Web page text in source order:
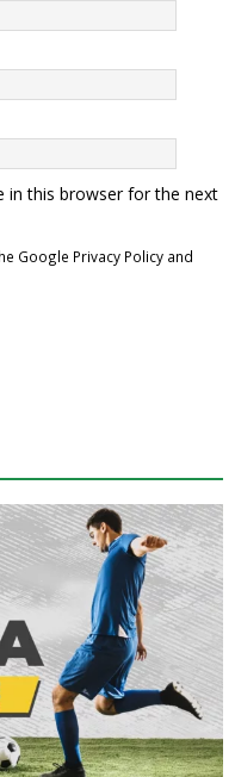
in this browser for the next
Google Privacy Policy and